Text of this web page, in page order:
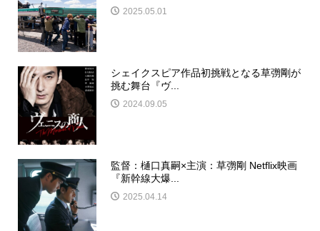
2025.05.01
シェイクスピア作品初挑戦となる草彅剛が
挑む舞台『ヴ...
2024.09.05
監督：樋口真嗣×主演：草彅剛 Netflix映画
『新幹線大爆...
2025.04.14